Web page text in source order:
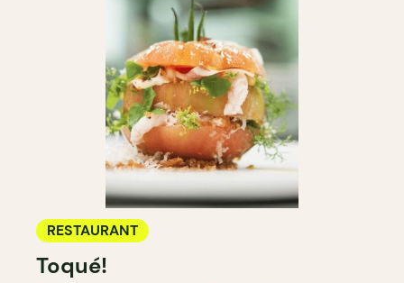
RESTAURANT
Toqué!